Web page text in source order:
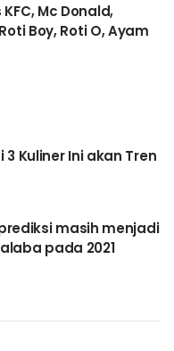
Mc Donald,
Boy, Roti O, Ayam
3 Kuliner Ini akan Tren
masih menjadi
pada 2021